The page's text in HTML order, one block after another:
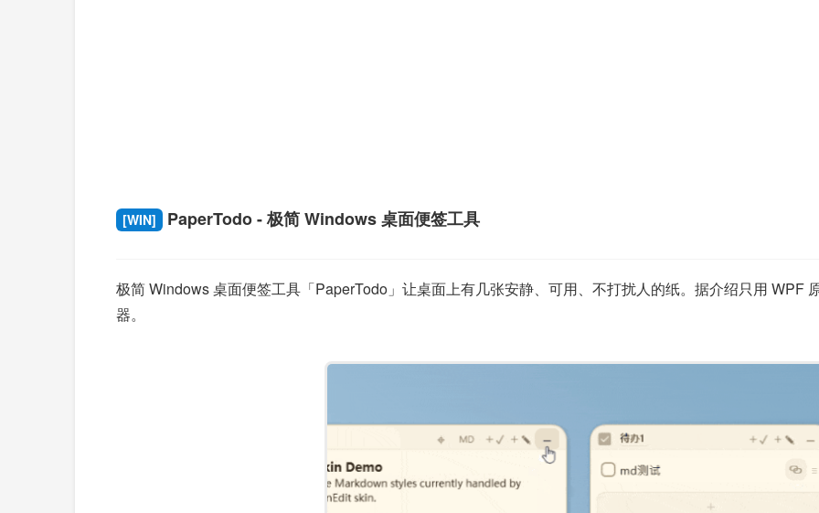
[WIN] PaperTodo - 极简 Windows 桌面便签工具
极简 Windows 桌面便签工具「PaperTodo」让桌面上有几张安静、可用、不打扰人的纸。据介绍只用 WPF
器。